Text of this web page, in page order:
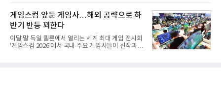
국산화에 의
접어든 가운데 삼성전자는 AI 반도체를 중심으로 데
이터센터 생태계 공략을 강화하고 LG전자는 냉각솔
루션·전장·로봇 등 기업용 솔루션 사업 확대에 속도를
내고 있다.9일 업계에 따르면 LG전자는 2분기 생활가
전과 프리미엄 제품 경쟁력에 더해 B2B 사업 확대 효
과로 수익성을 방어한 반면 삼성전자는 디바이스경험
(DX) 부문의 TV·생활가전 수익성이 악화됐다. 대신 삼
게임스컴 앞둔 게임사…해외 공략으로 하
반기 반등 꾀한다
이달 말 독일 쾰른에서 열리는 세계 최대 게임 전시회
'게임스컴 2026'에서 국내 주요 게임사들이 신작과 글